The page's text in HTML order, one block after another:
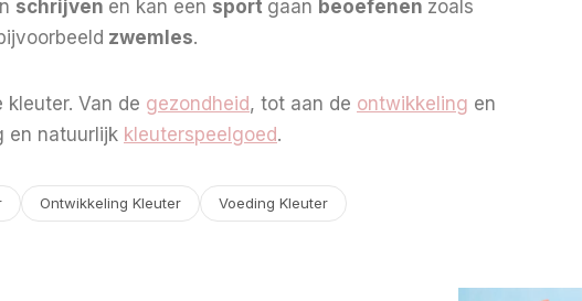
schrijven en kan een sport gaan beoefenen zoals
zwemles.
Van de gezondheid, tot aan de ontwikkeling en
en natuurlijk kleuterspeelgoed.
Ontwikkeling Kleuter Voeding Kleuter